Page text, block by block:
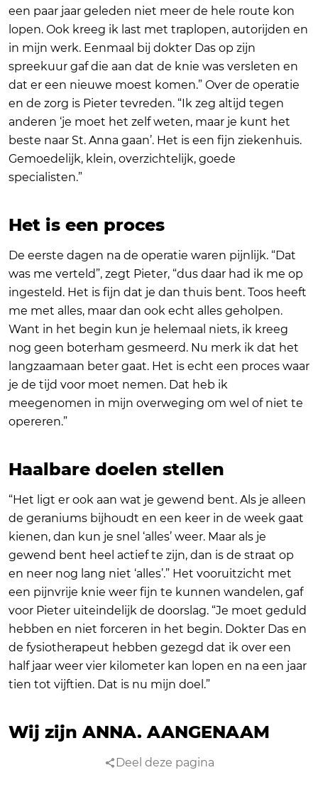
een paar jaar geleden niet meer de hele route kon
lopen. Ook kreeg ik last met traplopen, autorijden en
in mijn werk. Eenmaal bij dokter Das op zijn
spreekuur gaf die aan dat de knie was versleten en
dat er een nieuwe moest komen.” Over de operatie
en de zorg is Pieter tevreden. “Ik zeg altijd tegen
anderen ‘je moet het zelf weten, maar je kunt het
beste naar St. Anna gaan’. Het is een fijn ziekenhuis.
Gemoedelijk, klein, overzichtelijk, goede
specialisten.”
Het is een proces
De eerste dagen na de operatie waren pijnlijk. “Dat
was me verteld”, zegt Pieter, “dus daar had ik me op
ingesteld. Het is fijn dat je dan thuis bent. Toos heeft
me met alles, maar dan ook echt alles geholpen.
Want in het begin kun je helemaal niets, ik kreeg
nog geen boterham gesmeerd. Nu merk ik dat het
langzaamaan beter gaat. Het is echt een proces waar
je de tijd voor moet nemen. Dat heb ik
meegenomen in mijn overweging om wel of niet te
opereren.”
Haalbare doelen stellen
“Het ligt er ook aan wat je gewend bent. Als je alleen
de geraniums bijhoudt en een keer in de week gaat
kienen, dan kun je snel ‘alles’ weer. Maar als je
gewend bent heel actief te zijn, dan is de straat op
en neer nog lang niet ‘alles’.” Het vooruitzicht met
een pijnvrije knie weer fijn te kunnen wandelen, gaf
voor Pieter uiteindelijk de doorslag. “Je moet geduld
hebben en niet forceren in het begin. Dokter Das en
de fysiotherapeut hebben gezegd dat ik over een
half jaar weer vier kilometer kan lopen en na een jaar
tien tot vijftien. Dat is nu mijn doel.”
Wij zijn ANNA.AANGENAAM
Deel deze pagina